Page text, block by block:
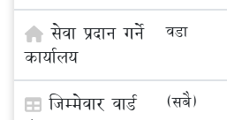
सेवा प्रदान गर्ने
कार्यालय
वडा
जिम्मेवार वार्ड
(सबै)